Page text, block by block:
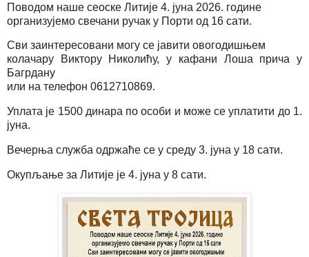
Поводом наше сеоске Литије 4. јуна 2026. године
организујемо свечани ручак у Порти од 16 сати.
Сви заинтересовани могу се јавити овогодишњем
колачару Виктору Николићу, у кафани Лоша прича у
Багрдану
или на телефон 0612710869.
Уплата је 1500 динара по особи и може се уплатити до 1.
јуна.
Вечерња служба одржаће се у среду 3. јуна у 18 сати.
Окупљање за Литије је 4. јуна у 8 сати.